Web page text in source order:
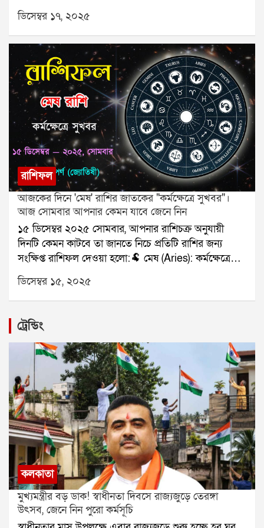
হবে।🐂 বৃষ (Taurus): পরিবারের সঙ্গে ভালো সময়।👥
মিথুন (Gemini): সিদ্ধান্ত নিতে হবে।🦀 কর্কট (Cancer):
রোগ প্রতিরোধে সতর্কতা।🦁 সিংহ (Leo): অর্থপ্রাপ্তি।🌾 কন্যা
(Virgo): সম্পর্কের উষ্ণতা।⚖️ তুলা (Libra): ভ্রমণ নিশ্চিত।🦂
বৃশ্চিক (Scorpio): পাওনা মিলবে।🏹 ধনু (Sagittarius):
কাজ দ্রুত এগোবে।🐐 মকর (Capricorn): কথায় সতর্ক।🌊
কুম্ভ (Aquarius): বন্ধু উপকার করবে।🐟 মীন (Pisces):
কাগজপত্রে সাফল্য।যে কোনও সমস্যার স্থায়ী সমাধানের জন্য
যোগাযোগ করুনঃ শ্রী সূপর্ণ (জ্যোতিষী)যোগাযোগঃ
৯৮৩০০৬৫২৪০, ওয়েবসাইটঃ www.srisuparna.com
ডিসেম্বর ১৭, ২০২৫
রাশিফল
আজকের দিনে 'মেষ' রাশির জাতকের "কর্মক্ষেত্রে সুখবর"।
আজ সোমবার আপনার কেমন যাবে জেনে নিন
১৫ ডিসেম্বর ২০২৫ সোমবার, আপনার রাশিচক্র অনুযায়ী
দিনটি কেমন কাটবে তা জানতে নিচে প্রতিটি রাশির জন্য
সংক্ষিপ্ত রাশিফল দেওয়া হলো:🐏 মেষ (Aries): কর্মক্ষেত্রে
সুখবর।🐂 বৃষ (Taurus): পরিবারের দায়িত্ব।👥 মিথুন
(Gemini): সৃজনশীল কাজে সাফল্য।🦀 কর্কট (Cancer):
ক্লান্তি বাড়বে।🦁 সিংহ (Leo): আর্থিক লাভ।🌾 কন্যা (Virgo):
প্রেমে স্বস্তি।⚖️ তুলা (Libra): ভ্রমণের প্রস্তুতি।🦂 বৃশ্চিক
(Scorpio): অর্থ ফেরত সম্ভাবনা।🏹 ধনু (Sagittarius): কাজ
সফল।🐐 মকর (Capricorn): ভুল বোঝাবুঝি দূর।🌊 কুম্ভ
(Aquarius): সহায়তা মিলবে।🐟 মীন (Pisces): নথিপত্র
ভালো যাবে।যে কোনও সমস্যার স্থায়ী সমাধানের জন্য
যোগাযোগ করুনঃ শ্রী সূপর্ণ (জ্যোতিষী)যোগাযোগঃ
৯৮৩০০৬৫২৪০, ওয়েবসাইটঃ www.srisuparna.com
ডিসেম্বর ১৫, ২০২৫
ট্রেন্ডিং
কলকাতা
মুখ্যমন্ত্রীর বড় ডাক! স্বাধীনতা দিবসে রাজ্যজুড়ে তেরঙ্গা
উৎসব, জেনে নিন পুরো কর্মসূচি